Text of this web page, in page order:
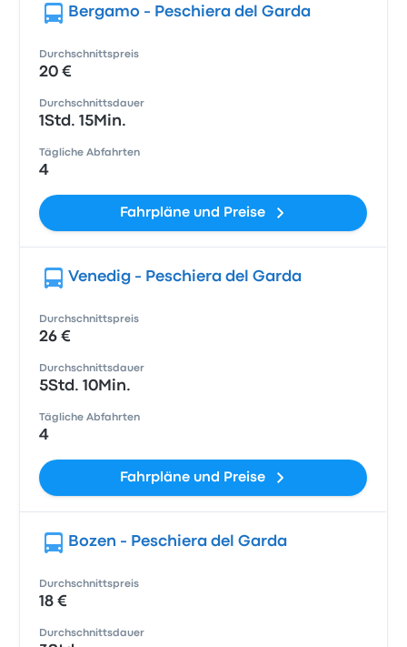
Bergamo - Peschiera del Garda
Durchschnittspreis
20 €
Durchschnittsdauer
1Std. 15Min.
Tägliche Abfahrten
4
Fahrpläne und Preise
Venedig - Peschiera del Garda
Durchschnittspreis
26 €
Durchschnittsdauer
5Std. 10Min.
Tägliche Abfahrten
4
Fahrpläne und Preise
Bozen - Peschiera del Garda
Durchschnittspreis
18 €
Durchschnittsdauer